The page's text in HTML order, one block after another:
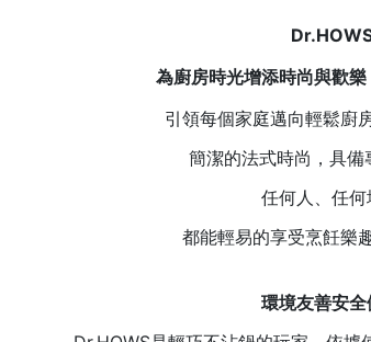
為廚房時光增添時尚與歡
引領每個家庭邁向輕鬆廚
簡潔的法式時尚，具備
任何人、任何
都能輕易的享受烹飪樂
環境友善安全